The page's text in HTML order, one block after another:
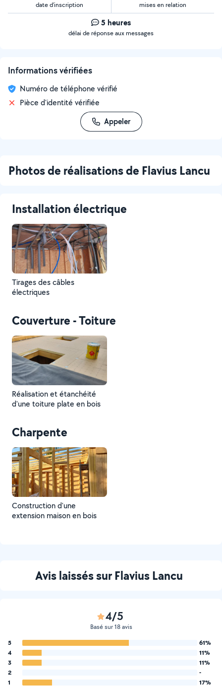
date d’inscription mises en relation
5 heures
délai de réponse aux messages
Informations vérifiées
Numéro de téléphone vérifié
Pièce d'identité vérifiée
Appeler
Photos de réalisations de Flavius Lancu
Installation électrique
Tirages des câbles
électriques
Couverture - Toiture
Réalisation et étanchéité
d'une toiture plate en bois
Charpente
Construction d'une
extension maison en bois
Avis laissés sur Flavius Lancu
4/5
Basé sur 18 avis
5
61%
4
11%
3
11%
2
-
1
17%